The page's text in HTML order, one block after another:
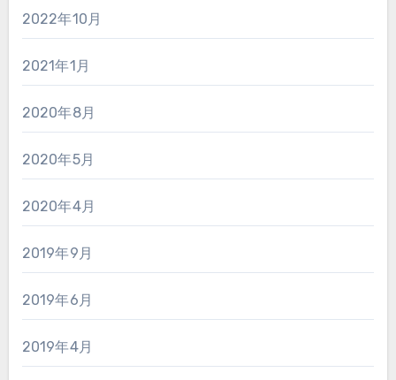
2022年10月
2021年1月
2020年8月
2020年5月
2020年4月
2019年9月
2019年6月
2019年4月